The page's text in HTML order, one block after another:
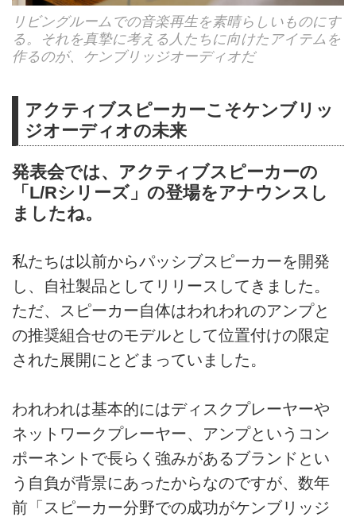
リビングルームでの音楽再生を素晴らしいものにす
る。それを真摯に考える人たちに向けたアイテムを
作るのが、ケンブリッジオーディオだ
アクティブスピーカーこそケンブリッ
ジオーディオの未来
発表会では、アクティブスピーカーの
「L/Rシリーズ」の登場をアナウンスし
ましたね。
私たちは以前からパッシブスピーカーを開発
し、自社製品としてリリースしてきました。
ただ、スピーカー自体はわれわれのアンプと
の推奨組合せのモデルとして位置付けの限定
された展開にとどまっていました。
われわれは基本的にはディスクプレーヤーや
ネットワークプレーヤー、アンプというコン
ポーネントで長らく強みがあるブランドとい
う自負が背景にあったからなのですが、数年
前「スピーカー分野での成功がケンブリッジ